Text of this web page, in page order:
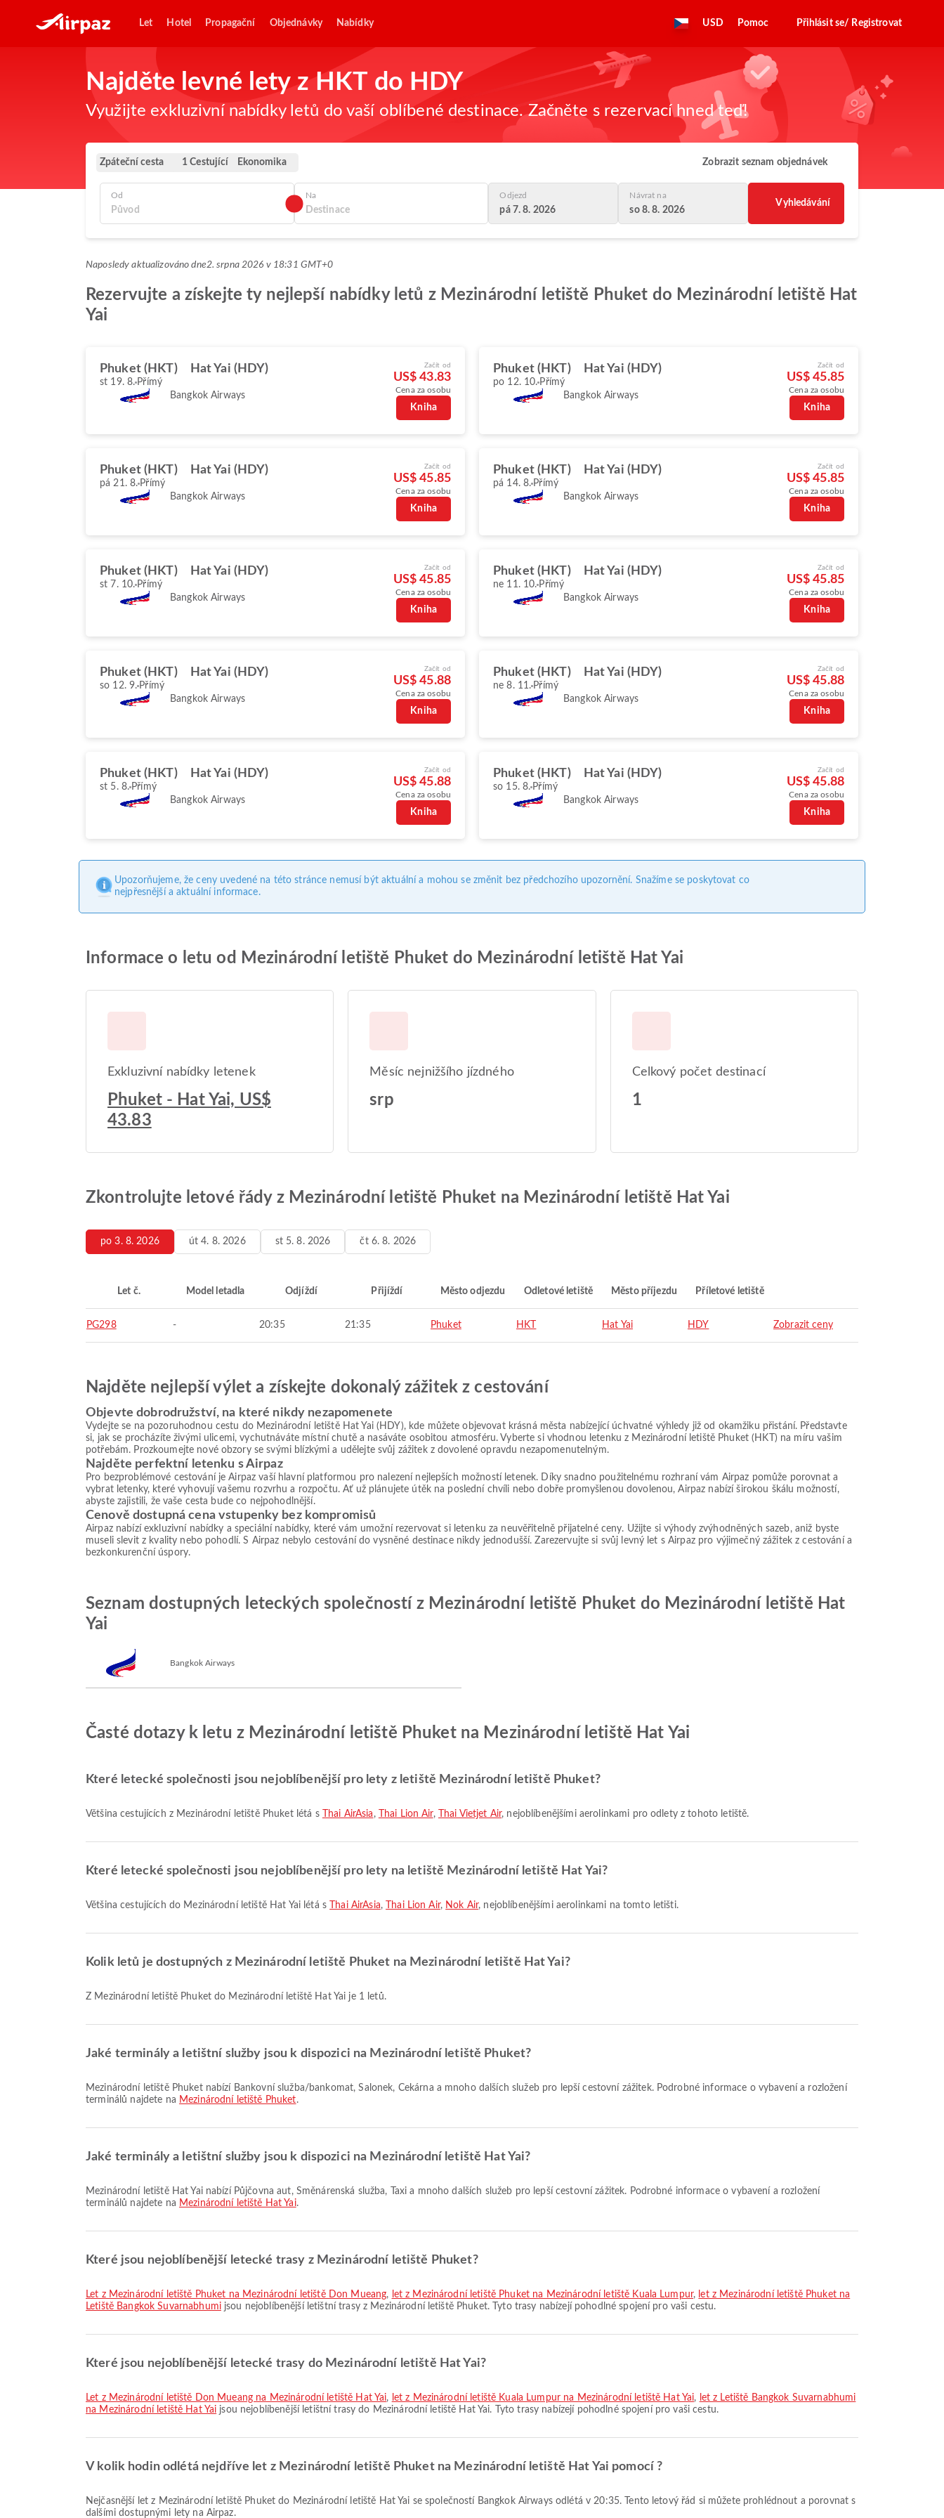
Let Hotel Propagační Objednávky Nabídky USD Pomoc Přihlásit se/ Registrovat
Najděte levné lety z HKT do HDY
Využijte exkluzivní nabídky letů do vaší oblíbené destinace. Začněte s rezervací hned teď!
Zpáteční cesta 1 Cestující Ekonomika Zobrazit seznam objednávek
Od Na Odjezd
pá 7. 8. 2026
Návrat na
so 8. 8. 2026
Vyhledávání
Naposledy aktualizováno dne2. srpna 2026 v 18:31 GMT+0
Rezervujte a získejte ty nejlepší nabídky letů z Mezinárodní letiště Phuket do Mezinárodní letiště Hat
Yai
Phuket (HKT) Hat Yai (HDY)
st 19. 8. Přímý
Bangkok Airways
Začít od
US$ 43.83
Cena za osobu
Kniha
Phuket (HKT) Hat Yai (HDY)
po 12. 10. Přímý
Bangkok Airways
Začít od
US$ 45.85
Cena za osobu
Kniha
Phuket (HKT) Hat Yai (HDY)
pá 21. 8. Přímý
Bangkok Airways
Začít od
US$ 45.85
Cena za osobu
Kniha
Phuket (HKT) Hat Yai (HDY)
pá 14. 8. Přímý
Bangkok Airways
Začít od
US$ 45.85
Cena za osobu
Kniha
Phuket (HKT) Hat Yai (HDY)
st 7. 10. Přímý
Bangkok Airways
Začít od
US$ 45.85
Cena za osobu
Kniha
Phuket (HKT) Hat Yai (HDY)
ne 11. 10. Přímý
Bangkok Airways
Začít od
US$ 45.85
Cena za osobu
Kniha
Phuket (HKT) Hat Yai (HDY)
so 12. 9. Přímý
Bangkok Airways
Začít od
US$ 45.88
Cena za osobu
Kniha
Phuket (HKT) Hat Yai (HDY)
ne 8. 11. Přímý
Bangkok Airways
Začít od
US$ 45.88
Cena za osobu
Kniha
Phuket (HKT) Hat Yai (HDY)
st 5. 8. Přímý
Bangkok Airways
Začít od
US$ 45.88
Cena za osobu
Kniha
Phuket (HKT) Hat Yai (HDY)
so 15. 8. Přímý
Bangkok Airways
Začít od
US$ 45.88
Cena za osobu
Kniha
Upozorňujeme, že ceny uvedené na této stránce nemusí být aktuální a mohou se změnit bez předchozího upozornění. Snažíme se poskytovat co
nejpřesnější a aktuální informace.
Informace o letu od Mezinárodní letiště Phuket do Mezinárodní letiště Hat Yai
Exkluzivní nabídky letenek
Phuket - Hat Yai, US$
43.83
Měsíc nejnižšího jízdného
srp
Celkový počet destinací
1
Zkontrolujte letové řády z Mezinárodní letiště Phuket na Mezinárodní letiště Hat Yai
po 3. 8. 2026 út 4. 8. 2026 st 5. 8. 2026 čt 6. 8. 2026
Let č. Model letadla Odjíždí Přijíždí Město odjezdu Odletové letiště Město příjezdu Příletové letiště
PG298 - 20:35 21:35 Phuket HKT Hat Yai HDY Zobrazit ceny
Najděte nejlepší výlet a získejte dokonalý zážitek z cestování
Objevte dobrodružství, na které nikdy nezapomenete
Vydejte se na pozoruhodnou cestu do Mezinárodní letiště Hat Yai (HDY), kde můžete objevovat krásná města nabízející úchvatné výhledy již od okamžiku přistání. Představte
si, jak se procházíte živými ulicemi, vychutnáváte místní chutě a nasáváte osobitou atmosféru. Vyberte si vhodnou letenku z Mezinárodní letiště Phuket (HKT) na míru vašim
potřebám. Prozkoumejte nové obzory se svými blízkými a udělejte svůj zážitek z dovolené opravdu nezapomenutelným.
Najděte perfektní letenku s Airpaz
Pro bezproblémové cestování je Airpaz vaší hlavní platformou pro nalezení nejlepších možností letenek. Díky snadno použitelnému rozhraní vám Airpaz pomůže porovnat a
vybrat letenky, které vyhovují vašemu rozvrhu a rozpočtu. Ať už plánujete útěk na poslední chvíli nebo dobře promyšlenou dovolenou, Airpaz nabízí širokou škálu možností,
abyste zajistili, že vaše cesta bude co nejpohodlnější.
Cenově dostupná cena vstupenky bez kompromisů
Airpaz nabízí exkluzivní nabídky a speciální nabídky, které vám umožní rezervovat si letenku za neuvěřitelně přijatelné ceny. Užijte si výhody zvýhodněných sazeb, aniž byste
museli slevit z kvality nebo pohodlí. S Airpaz nebylo cestování do vysněné destinace nikdy jednodušší. Zarezervujte si svůj levný let s Airpaz pro výjimečný zážitek z cestování a
bezkonkurenční úspory.
Seznam dostupných leteckých společností z Mezinárodní letiště Phuket do Mezinárodní letiště Hat
Yai
Bangkok Airways
Časté dotazy k letu z Mezinárodní letiště Phuket na Mezinárodní letiště Hat Yai
Které letecké společnosti jsou nejoblíbenější pro lety z letiště Mezinárodní letiště Phuket?
Většina cestujících z Mezinárodní letiště Phuket létá s Thai AirAsia , Thai Lion Air, Thai Vietjet Air, nejoblíbenějšími aerolinkami pro odlety z tohoto letiště.
Které letecké společnosti jsou nejoblíbenější pro lety na letiště Mezinárodní letiště Hat Yai?
Většina cestujících do Mezinárodní letiště Hat Yai létá s Thai AirAsia, Thai Lion Air, Nok Air, nejoblíbenějšími aerolinkami na tomto letišti.
Kolik letů je dostupných z Mezinárodní letiště Phuket na Mezinárodní letiště Hat Yai?
Z Mezinárodní letiště Phuket do Mezinárodní letiště Hat Yai je 1 letů.
Jaké terminály a letištní služby jsou k dispozici na Mezinárodní letiště Phuket?
Mezinárodní letiště Phuket nabízí Bankovní služba/bankomat, Salonek, Čekárna a mnoho dalších služeb pro lepší cestovní zážitek. Podrobné informace o vybavení a rozložení
terminálů najdete na Mezinárodní letiště Phuket.
Jaké terminály a letištní služby jsou k dispozici na Mezinárodní letiště Hat Yai?
Mezinárodní letiště Hat Yai nabízí Půjčovna aut, Směnárenská služba, Taxi a mnoho dalších služeb pro lepší cestovní zážitek. Podrobné informace o vybavení a rozložení
terminálů najdete na Mezinárodní letiště Hat Yai.
Které jsou nejoblíbenější letecké trasy z Mezinárodní letiště Phuket?
let z Mezinárodní letiště Phuket na Mezinárodní letiště Don Mueang, let z Mezinárodní letiště Phuket na Mezinárodní letiště Kuala Lumpur, let z Mezinárodní letiště Phuket na
Letiště Bangkok Suvarnabhumijsou nejoblíbenější letištní trasy z Mezinárodní letiště Phuket. Tyto trasy nabízejí pohodlné spojení pro vaši cestu.
Které jsou nejoblíbenější letecké trasy do Mezinárodní letiště Hat Yai?
let z Mezinárodní letiště Don Mueang na Mezinárodní letiště Hat Yai, let z Mezinárodní letiště Kuala Lumpur na Mezinárodní letiště Hat Yai, let z Letiště Bangkok Suvarnabhumi
na Mezinárodní letiště Hat Yai jsou nejoblíbenější letištní trasy do Mezinárodní letiště Hat Yai. Tyto trasy nabízejí pohodlné spojení pro vaši cestu.
V kolik hodin odlétá nejdříve let z Mezinárodní letiště Phuket na Mezinárodní letiště Hat Yai pomocí ?
Nejčasnější let z Mezinárodní letiště Phuket do Mezinárodní letiště Hat Yai se společností Bangkok Airways odlétá v 20:35. Tento letový řád si můžete prohlédnout a porovnat s
dalšími dostupnými lety na Airpaz.